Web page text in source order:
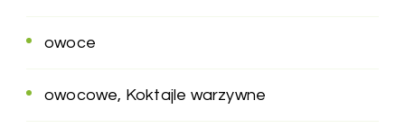
owoce
owocowe, Koktajle warzywne